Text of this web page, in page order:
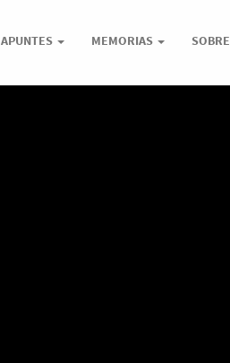
APUNTES MEMORIAS SOBRE